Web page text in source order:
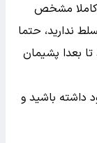
کاملا مشخص
ندارید، حتما
بعدا پشیمان
داشته باشید و